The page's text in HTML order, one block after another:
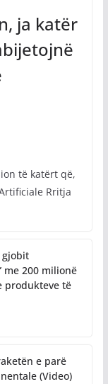
ja katër
të katërt që,
Rritja
gjobit
me 200 milionë
produkteve të
e parë
(Video)